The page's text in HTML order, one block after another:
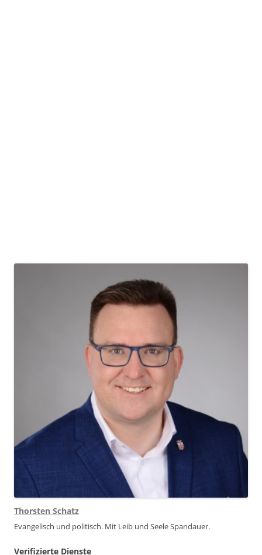
Thorsten Schatz
Evangelisch und politisch. Mit Leib und Seele Spandauer.
Verifizierte Dienste